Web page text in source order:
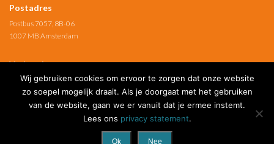
Postadres
Postbus 7057, 8B-06
1007 MB Amsterdam
Verbonden met
Amsterdam UMC
Social Media
Wij gebruiken cookies om ervoor te zorgen dat onze website
zo soepel mogelijk draait. Als je doorgaat met het gebruiken
van de website, gaan we er vanuit dat je ermee instemt.
Lees ons privacy statement.
Ok Nee